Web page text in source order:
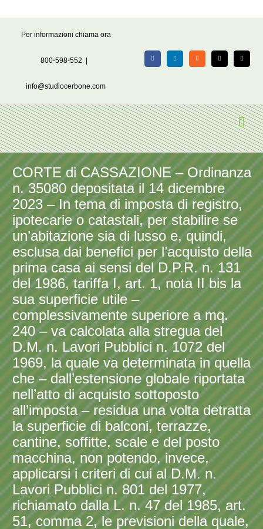
Per informazioni chiama ora
800-598-552
info@studiocerbone.com
FacebookLinkedIn Rss X Email
CORTE di CASSAZIONE – Ordinanza
n. 35080 depositata il 14 dicembre
2023 – In tema di imposta di registro,
ipotecarie o catastali, per stabilire se
un’abitazione sia di lusso e, quindi,
esclusa dai benefici per l’acquisto della
prima casa ai sensi del D.P.R. n. 131
del 1986, tariffa I, art. 1, nota II bis la
sua superficie utile –
complessivamente superiore a mq.
240 – va calcolata alla stregua del
D.M. n. Lavori Pubblici n. 1072 del
1969, la quale va determinata in quella
che – dall’estensione globale riportata
nell’atto di acquisto sottoposto
all’imposta – residua una volta detratta
la superficie di balconi, terrazze,
cantine, soffitte, scale e del posto
macchina, non potendo, invece,
applicarsi i criteri di cui al D.M. n.
Lavori Pubblici n. 801 del 1977,
richiamato dalla L. n. 47 del 1985, art.
51, comma 2, le previsioni della quale,